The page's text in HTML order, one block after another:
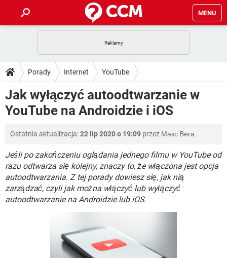
MENU
GRY WHATSAPP
SPOTIFY NETFLIX
INSTAGRAM FACEBOOK
PORADY
PlayStation TIKTOK
GRY WHATSAPP
INSTAGRAM FACEBOOK
WINDOWS 10
DO POBRANIA
ANDROID TIKTOK
INSTAGRAM FACEBOOK
WINDOWS 10
FORUM
COVID-19 TIKTOK
GRY WHATSAPP
SPOTIFY NETFLIX
INSTAGRAM FACEBOOK
WINDOWS 10
COVID-19 TIKTOK
GRY WHATSAPP
SPOTIFY NETFLIX
Porady Internet YouTube
Jak wyłączyć autoodtwarzanie w
YouTube na Androidzie i iOS
Ostatnia aktualizacja:22 lip 2020 o 19:09 przez Макс Вега .
Jeśli po zakończeniu oglądania jednego filmu w YouTube od
razu odtwarza się kolejny, znaczy to, że włączona jest opcja
autoodtwarzania. Z tej porady dowiesz się, jak nią
zarządzać, czyli jak można włączyć lub wyłączyć
autoodtwarzanie na Androidzie lub iOS.